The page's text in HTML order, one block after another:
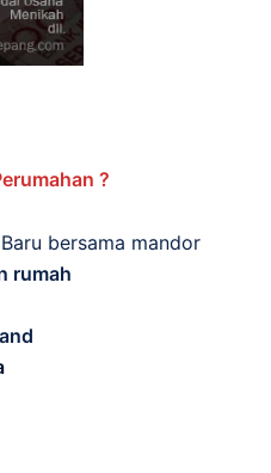
?
bersama mandor
rumah